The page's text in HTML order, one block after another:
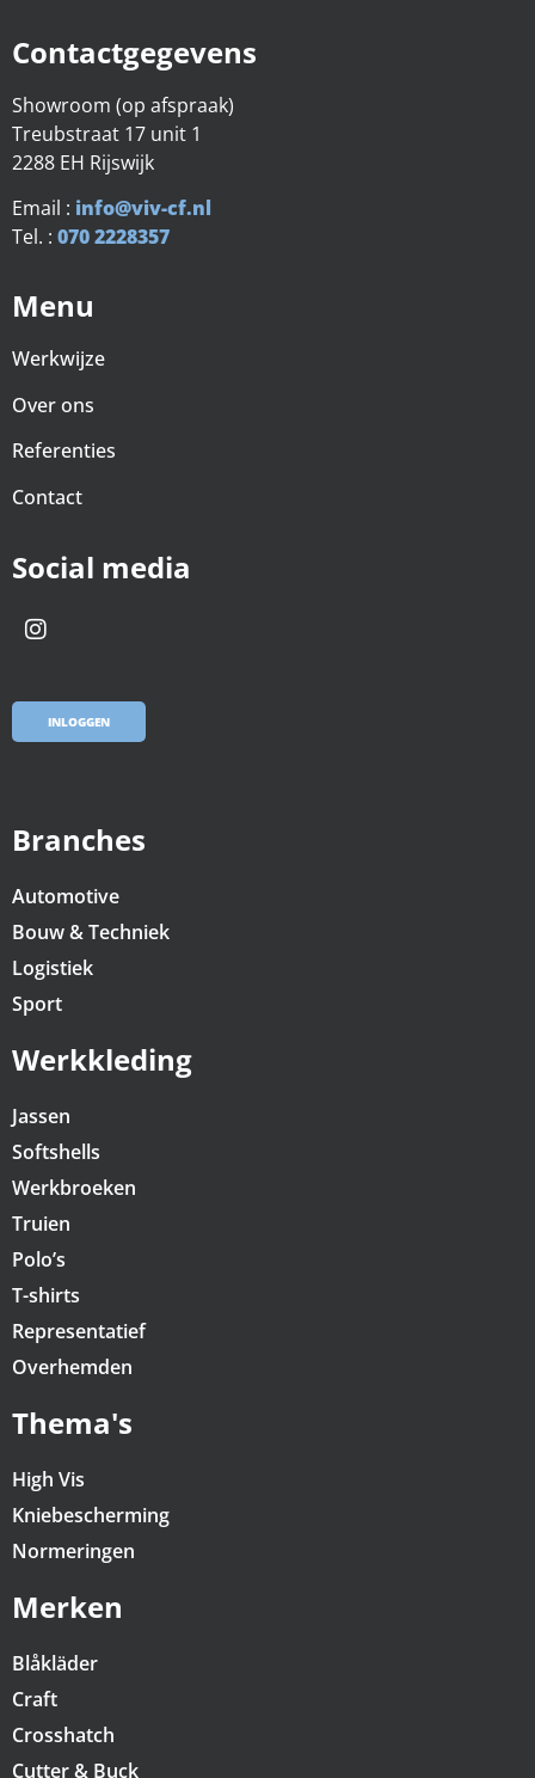
Contactgegevens
Showroom (op afspraak)
Treubstraat 17 unit 1
2288 EH Rijswijk
Email : info@viv-cf.nl
Tel. : 070 2228357
Menu
Werkwijze
Over ons
Referenties
Contact
Social media
INLOGGEN
Branches
Automotive
Bouw & Techniek
Logistiek
Sport
Werkkleding
Jassen
Softshells
Werkbroeken
Truien
Polo’s
T-shirts
Representatief
Overhemden
Thema's
High Vis
Kniebescherming
Normeringen
Merken
Blåkläder
Craft
Crosshatch
Cutter & Buck